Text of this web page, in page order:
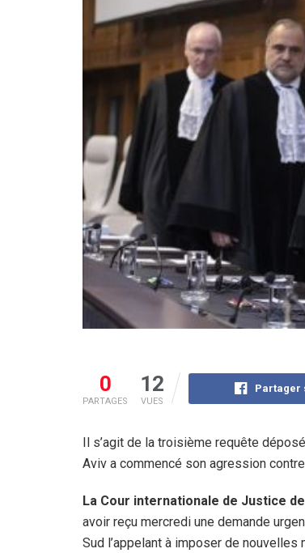
0
PARTAGES
12
VUES
Partager
Il s’agit de la troisième requête
Aviv a commencé son agression
La Cour internationale de Justice
avoir reçu mercredi une demande
Sud l’appelant à imposer de nouvelles